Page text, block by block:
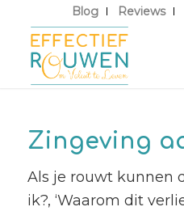
Blog Reviews
Zingeving
Als je rouwt kunnen
ik?, ‘Waarom dit